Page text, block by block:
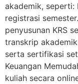
akademik, seperti:
registrasi
penyusunan KRS
transkrip
serta sertifikasi
Keuangan
kuliah secara